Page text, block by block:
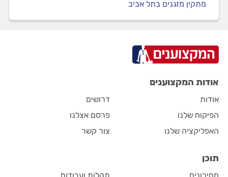
מתקין מזגנים בתל אביב
אודות המקצוענים
אודות
הפיקוח שלנו
האפליקציה שלנו
דרושים
פרסם אצלנו
צור קשר
תוכן